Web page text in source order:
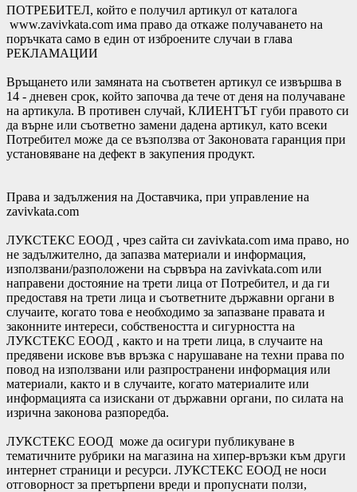
ПОТРЕБИТЕЛ, който е получил артикул от каталога
www.zavivkata.com има право да откаже получаването на
поръчката само в един от изброените случаи в глава
РЕКЛАМАЦИИ
Връщането или замяната на съответен артикул се извършва в
14 - дневен срок, който започва да тече от деня на получаване
на артикула. В противен случай, КЛИЕНТЪТ губи правото си
да върне или съответно замени дадена артикул, като всеки
Потребител може да се възползва от Законовата гаранция при
установяване на дефект в закупения продукт.
Права и задължения на Доставчика, при управление на
zavivkata.com
ЛУКСТЕКС ЕООД , чрез сайта си zavivkata.com има право, но
не задължително, да запазва материали и информация,
използвани/разположени на сървъра на zavivkata.com или
направени достояние на трети лица от Потребител, и да ги
предоставя на трети лица и съответните държавни органи в
случаите, когато това е необходимо за запазване правата и
законните интереси, собствеността и сигурността на
ЛУКСТЕКС ЕООД , както и на трети лица, в случаите на
предявени искове във връзка с нарушаване на техни права по
повод на използвани или разпространени информация или
материали, както и в случаите, когато материалите или
информацията са изискани от държавни органи, по силата на
изрична законова разпоредба.
ЛУКСТЕКС ЕООД може да осигури публикуване в
тематичните рубрики на магазина на хипер-връзки към други
интернет страници и ресурси. ЛУКСТЕКС ЕООД не носи
отговорност за претърпени вреди и пропуснати ползи,